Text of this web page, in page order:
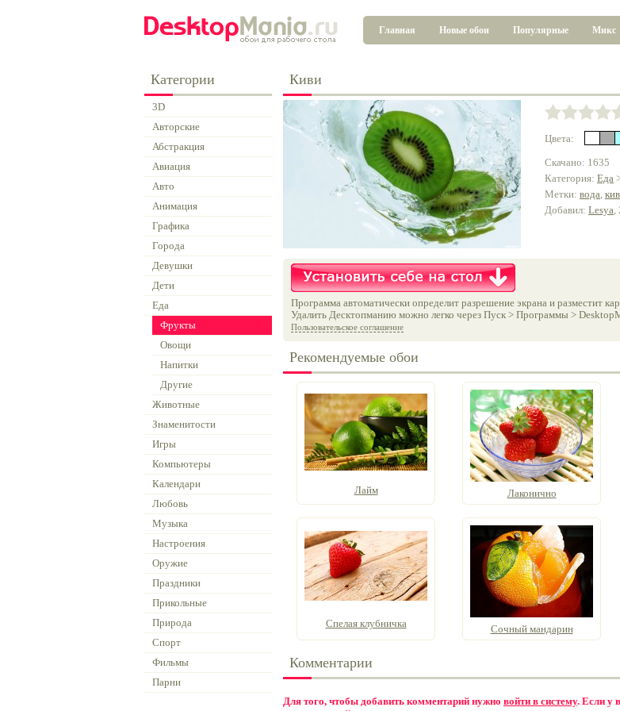
Главная Новые обои Популярные Микс
Категории
3D
Авторские
Абстракция
Авиация
Авто
Анимация
Графика
Города
Девушки
Дети
Еда
Фрукты
Овощи
Напитки
Другие
Животные
Знаменитости
Игры
Компьютеры
Календари
Любовь
Музыка
Настроения
Оружие
Праздники
Прикольные
Природа
Спорт
Фильмы
Парни
Киви
Цвета:
Скачано: 1635
Категория: Еда
Метки: вода,
Добавил: Lesya,
Программа автоматически определит разрешение экрана и разместит
Удалить Десктопманию можно легко через Пуск > Программы >
Пользовательское соглашение
Рекомендуемые обои
Лайм Лаконично
Спелая клубничка Сочный мандарин
Комментарии
Для того, чтобы добавить комментарий нужно войти в систему. Если у